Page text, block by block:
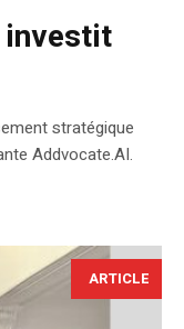
investit
stratégique
Addvocate.AI.
ARTICLE